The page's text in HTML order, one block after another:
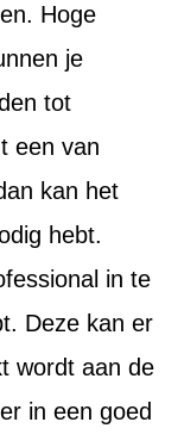
Hoge
je
tot
een van
kan het
hebt.
in te
Deze kan er
wordt aan de
in een goed